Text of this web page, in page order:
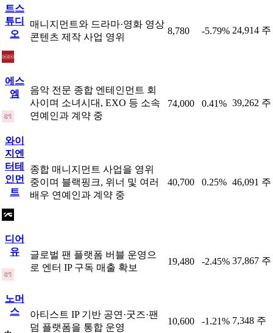
트스
튜디
오
매니지먼트와 드라마·영화 영상
콘텐츠 제작 사업 영위
8,780 -5.79% 24,914 주
에스
엠
음악 전문 종합 엔테인먼트 회
사이며 소녀시대, EXO 등 소속
연예인과 계약 중
74,000 0.41% 39,262 주
와이
지엔
터테
인먼
트
종합 매니지먼트 사업을 영위
중이며 블랙핑크, 위너 및 여러
배우 연예인과 계약 중
40,700 0.25% 46,091 주
디어
유
글로벌 팬 플랫폼 버블 운영으
로 엔터 IP 구독 매출 확보
19,480 -2.45% 37,867 주
노머
스
아티스트 IP 기반 공연·굿즈·팬
덤 플랫폼을 통합 운영
10,600 -1.21% 7,348 주